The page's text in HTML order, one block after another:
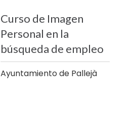
Curso de Imagen
Personal en la
búsqueda de empleo
Ayuntamiento de Pallejà